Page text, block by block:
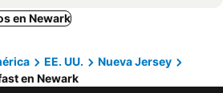
White Plains, bed and breakfasts
Somerset, bed and breakfasts
Orange, bed and breakfasts
en Newark
EE. UU.
Nueva Jersey
en Newark